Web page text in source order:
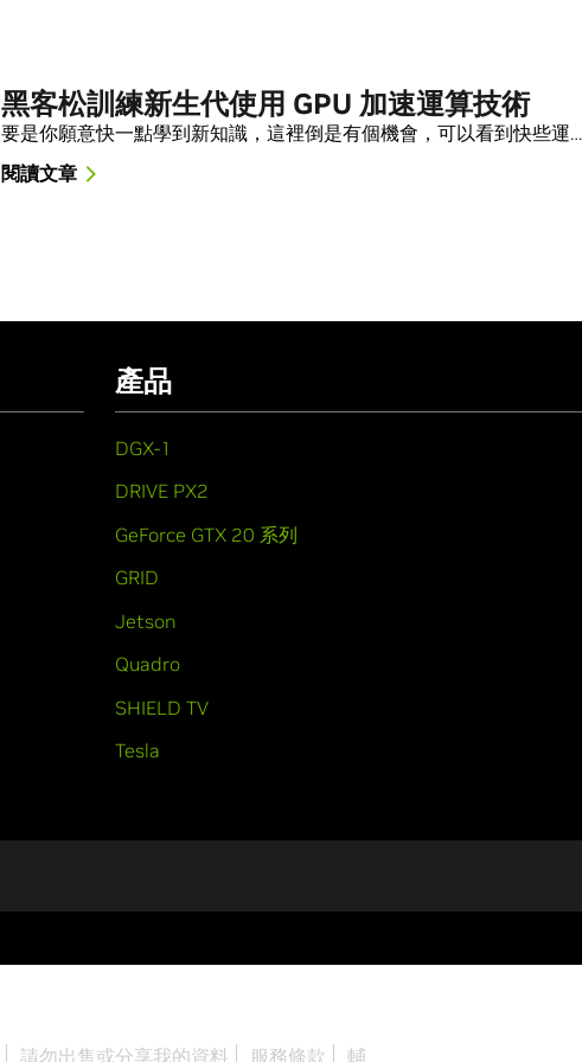
黑客松訓練新生代使用 GPU 加速運算技術
要是你願意快一點學到新知識，這裡倒是有個機會，可以看到快些運…
閱讀文章
產品
DGX-1
DRIVE PX2
GeForce GTX 20 系列
GRID
Jetson
Quadro
SHIELD TV
Tesla
請勿出售或分享我的資料 服務條款 輔